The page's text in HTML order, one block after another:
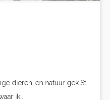
dieren-en natuur gek.St.
ik...